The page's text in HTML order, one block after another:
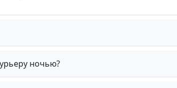
ночью?